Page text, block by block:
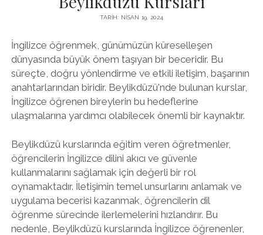
TARIH: NISAN 19, 2024
İngilizce öğrenmek, günümüzün küreselleşen
dünyasında büyük önem taşıyan bir beceridir. Bu
süreçte, doğru yönlendirme ve etkili iletişim, başarının
anahtarlarından biridir. Beylikdüzü'nde bulunan kurslar,
İngilizce öğrenen bireylerin bu hedeflerine
ulaşmalarına yardımcı olabilecek önemli bir kaynaktır.
Beylikdüzü kurslarında eğitim veren öğretmenler,
öğrencilerin İngilizce dilini akıcı ve güvenle
kullanmalarını sağlamak için değerli bir rol
oynamaktadır. İletişimin temel unsurlarını anlamak ve
uygulama becerisi kazanmak, öğrencilerin dil
öğrenme sürecinde ilerlemelerini hızlandırır. Bu
nedenle, Beylikdüzü kurslarında İngilizce öğrenenler,